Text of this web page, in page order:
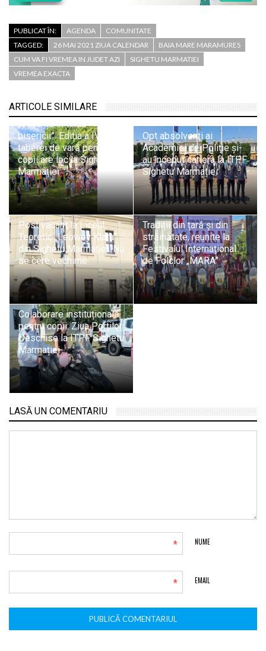
PUBLICAT ÎN: AGENDA
COMUNITATE
TAGGED:
26 MAI 2021 ZIUA CALENDAR
BAIA MARE MARAMURES
CUM VA FI VREMEA IN JUDET AZI
SIGHETU MARMATIEI
VREMEA EXACTA
ARTICOLE SIMILARE
„Vacanță în tinda
bisericii”: Ediția a IV-a a
taberei de vară pentru
copii are loc la Sighetu
Marmației
Opt absolvenți ai
Academiei de Poliție și-
au început cariera la ITPF
Sighetu Marmației
Post vacant la Liceul
Teoretic „Leowey Klara”
din Sighetu Marmației. Nu
se cere vechime
Tradiții din țară și din
străinătate, reunite la
Festivalul Internațional
de Folclor „MARA”
Colaborare instituțională
pentru copii: Ziua Porților
Deschise la ITPF Sighetu
Marmației
LASĂ UN COMENTARIU
NUME
*
EMAIL
*